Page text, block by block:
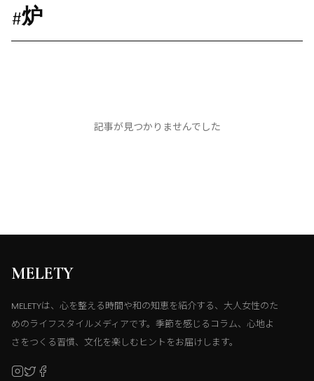
#炉
記事が見つかりませんでした
MELETY
MELETYは、心を整える時間や和の知恵を紹介する、大人女性のた
めのライフスタイルメディアです。季節を感じるコラム、心地よ
さをつくる習慣、文化を楽しむヒントをお届けします。